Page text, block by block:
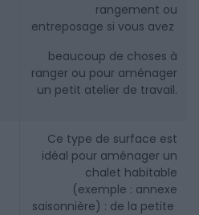
rangement ou
entreposage si vous avez
beaucoup de choses à
ranger ou pour aménager
un petit atelier de travail.
Ce type de surface est
idéal pour aménager un
chalet habitable
(exemple : annexe
saisonnière) : de la petite